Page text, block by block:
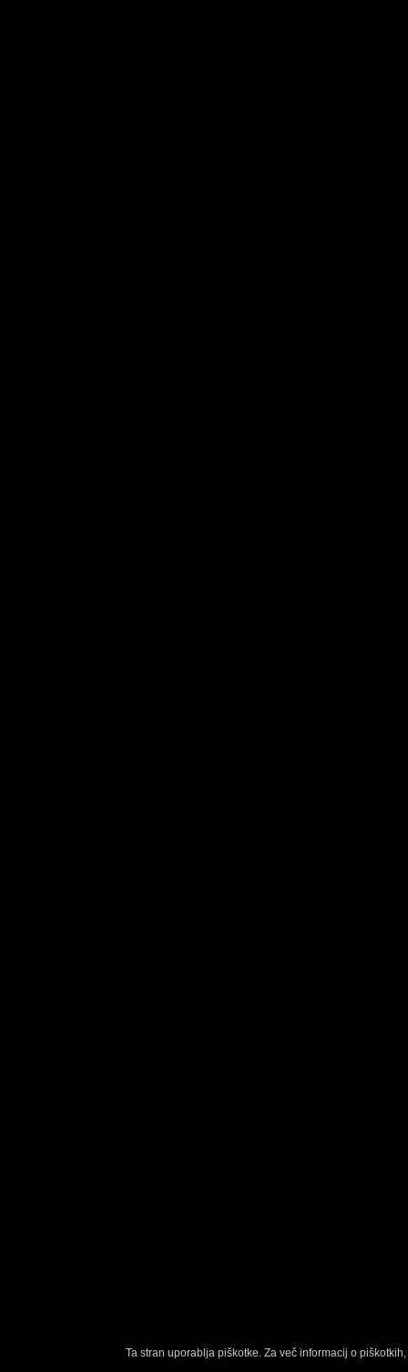
Ta stran uporablja piškotke. Za več informacij o